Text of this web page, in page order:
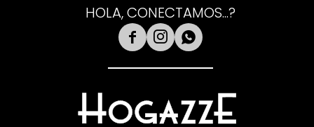
HOLA, CONECTAMOS...?
  